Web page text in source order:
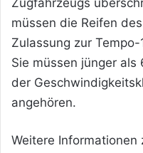
müssen die Reifen
Zulassung zur
Sie müssen jünger
der
angehören.
Weitere Informationen